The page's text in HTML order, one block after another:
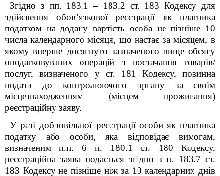
Згідно з пп. 183.1 – 183.2 ст. 183 Кодексу для
здійснення обов’язкової реєстрації як платника
податком на додану вартість особа не пізніше 10
числа календарного місяця, що настає за місяцем, в
якому вперше досягнуто зазначеного вище обсягу
оподатковуваних операцій з постачання товарів/
послуг, визначеного у ст. 181 Кодексу, повинна
подати до контролюючого органу за своїм
місцезнаходженням (місцем проживання)
реєстраційну заяву.
У разі добровільної реєстрації особи як платника
податку або особи, яка відповідає вимогам,
визначеним п.п. 6 п. 180.1 ст. 180 Кодексу,
реєстраційна заява подається згідно з п. 183.7 ст.
183 Кодексу не пізніше ніж за 10 календарних днів